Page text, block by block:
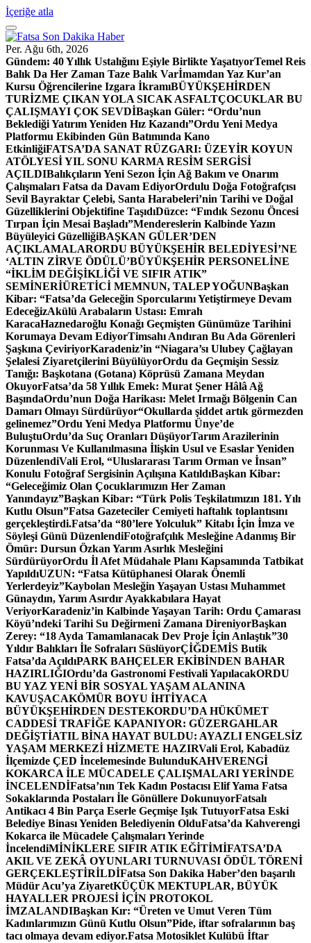
İçeriğe atla
Per. Ağu 6th, 2026
Gündem: 40 Yıllık Ustalığını Eşiyle Birlikte YaşatıyorTemel Reis
Balık Da Her Zaman Taze Balık Varİmamdan Yaz Kur’an
Kursu Öğrencilerine Izgara İkramıBÜYÜKŞEHİRDEN
TURİZME ÇIKAN YOLA SICAK ASFALTÇOCUKLAR BU
ÇALIŞMAYI ÇOK SEVDİBaşkan Güler: “Ordu’nun
Beklediği Yatırım Yeniden Hız Kazandı”Ordu Yeni Medya
Platformu Ekibinden Gün Batımında Kano
EtkinliğiFATSA’DA SANAT RÜZGARI: ÜZEYİR KOYUN
ATÖLYESİ YIL SONU KARMA RESİM SERGİSİ
AÇILDIBalıkçıların Yeni Sezon İçin Ağ Bakım ve Onarım
Çalışmaları Fatsa da Davam EdiyorOrdulu Doğa Fotoğrafçısı
Sevil Bayraktar Çelebi, Santa Harabeleri’nin Tarihi ve Doğal
Güzelliklerini Objektifine TaşıdıDüzce: “Fındık Sezonu Öncesi
Tırpan İçin Mesai Başladı”Mendereslerin Kalbinde Yazın
Büyüleyici GüzelliğiBAŞKAN GÜLER’DEN
AÇIKLAMALARORDU BÜYÜKŞEHİR BELEDİYESİ’NE
‘ALTIN ZİRVE ÖDÜLÜ’BÜYÜKŞEHİR PERSONELİNE
“İKLİM DEĞİŞİKLİĞİ VE SIFIR ATIK”
SEMİNERİÜRETİCİ MEMNUN, TALEP YOĞUNBaşkan
Kibar: “Fatsa’da Geleceğin Sporcularını Yetiştirmeye Devam
EdeceğizAkülü Arabaların Ustası: Emrah
KaracaHaznedaroğlu Konağı Geçmişten Günümüze Tarihini
Korumaya Devam EdiyorTimsahı Andıran Bu Ada Görenleri
Şaşkına ÇeviriyorKaradeniz’in “Niagara’sı Ulubey Çağlayan
Şelalesi Ziyaretçilerini BüyülüyorOrdu da Geçmişin Sessiz
Tanığı: Başkotana (Gotana) Köprüsü Zamana Meydan
OkuyorFatsa’da 58 Yıllık Emek: Murat Şener Hâlâ Ağ
BaşındaOrdu’nun Doğa Harikası: Melet Irmağı Bölgenin Can
Damarı Olmayı Sürdürüyor“Okullarda şiddet artık görmezden
gelinemez”Ordu Yeni Medya Platformu Ünye’de
BuluştuOrdu’da Suç Oranları DüşüyorTarım Arazilerinin
Korunması Ve Kullanılmasına İlişkin Usul ve Esaslar Yeniden
DüzenlendiVali Erol, “Uluslararası Tarım Orman ve İnsan”
Konulu Fotoğraf Sergisinin Açılışına KatıldıBaşkan Kibar:
“Geleceğimiz Olan Çocuklarımızın Her Zaman
Yanındayız”Başkan Kibar: “Türk Polis Teşkilatımızın 181. Yılı
Kutlu Olsun”Fatsa Gazeteciler Cemiyeti haftalık toplantısını
gerçekleştirdi.Fatsa’da “80’lere Yolculuk” Kitabı İçin İmza ve
Söyleşi Günü DüzenlendiFotoğrafçılık Mesleğine Adanmış Bir
Ömür: Dursun Özkan Yarım Asırlık Mesleğini
SürdürüyorOrdu İl Afet Müdahale Planı Kapsamında Tatbikat
YapıldıUZUN: “Fatsa Kütüphanesi Olarak Önemli
Yerlerdeyiz”Kaybolan Mesleğin Yaşayan Ustası Muhammet
Günaydın, Yarım Asırdır Ayakkabılara Hayat
VeriyorKaradeniz’in Kalbinde Yaşayan Tarih: Ordu Çamarası
Köyü’ndeki Tarihi Su Değirmeni Zamana DireniyorBaşkan
Zerey: “18 Ayda Tamamlanacak Dev Proje İçin Anlaştık”30
Yıldır Balıkları İle Sofraları SüslüyorÇİĞDEMİS Butik
Fatsa’da AçıldıPARK BAHÇELER EKİBİNDEN BAHAR
HAZIRLIĞIOrdu’da Gastronomi Festivali YapılacakORDU
BU YAZ YENİ BİR SOSYAL YAŞAM ALANINA
KAVUŞACAKÖMÜR BOYU İHTİYACA
BÜYÜKŞEHİRDEN DESTEKORDU’DA HÜKÜMET
CADDESİ TRAFİĞE KAPANIYOR: GÜZERGAHLAR
DEĞİŞTİATIL BİNA HAYAT BULDU: AYAZLI ENGELSİZ
YAŞAM MERKEZİ HİZMETE HAZIRVali Erol, Kabadüz
İlçemizde ÇED İncelemesinde BulunduKAHVERENGİ
KOKARCA İLE MÜCADELE ÇALIŞMALARI YERİNDE
İNCELENDİFatsa’nın Tek Kadın Postacısı Elif Yama Fatsa
Sokaklarında Postaları İle Gönüllere DokunuyorFatsalı
Antikacı 4 Bin Parça Eserle Geçmişe Işık TutuyorFatsa Eski
Belediye Binası Yeniden Belediyenin OlduFatsa’da Kahverengi
Kokarca ile Mücadele Çalışmaları Yerinde
İncelendiMİNİKLERE SIFIR ATIK EĞİTİMİFATSA’DA
AKIL VE ZEKÂ OYUNLARI TURNUVASI ÖDÜL TÖRENİ
GERÇEKLEŞTİRİLDİFatsa Son Dakika Haber’den başarılı
Müdür Acu’ya ZiyaretKÜÇÜK MEKTUPLAR, BÜYÜK
HAYALLER PROJESİ İÇİN PROTOKOL
İMZALANDIBaşkan Kır: “Üreten ve Umut Veren Tüm
Kadınlarımızın Günü Kutlu Olsun”Pide, iftar sofralarının baş
tacı olmaya devam ediyor.Fatsa Motosiklet Kulübü İftar